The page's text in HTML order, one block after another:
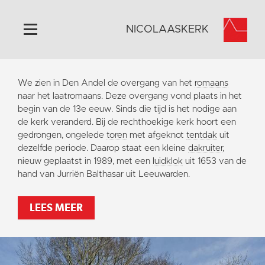
Home
Algemeen
Historie
Omgeving
Activiteiten
Steun ons
Contact
Vaktaal
NICOLAASKERK
We zien in Den Andel de overgang van het romaans
naar het laatromaans. Deze overgang vond plaats in het
begin van de 13e eeuw. Sinds die tijd is het nodige aan
de kerk veranderd. Bij de rechthoekige kerk hoort een
gedrongen, ongelede toren met afgeknot tentdak uit
dezelfde periode. Daarop staat een kleine dakruiter,
nieuw geplaatst in 1989, met een luidklok uit 1653 van de
hand van Jurriën Balthasar uit Leeuwarden.
LEES MEER